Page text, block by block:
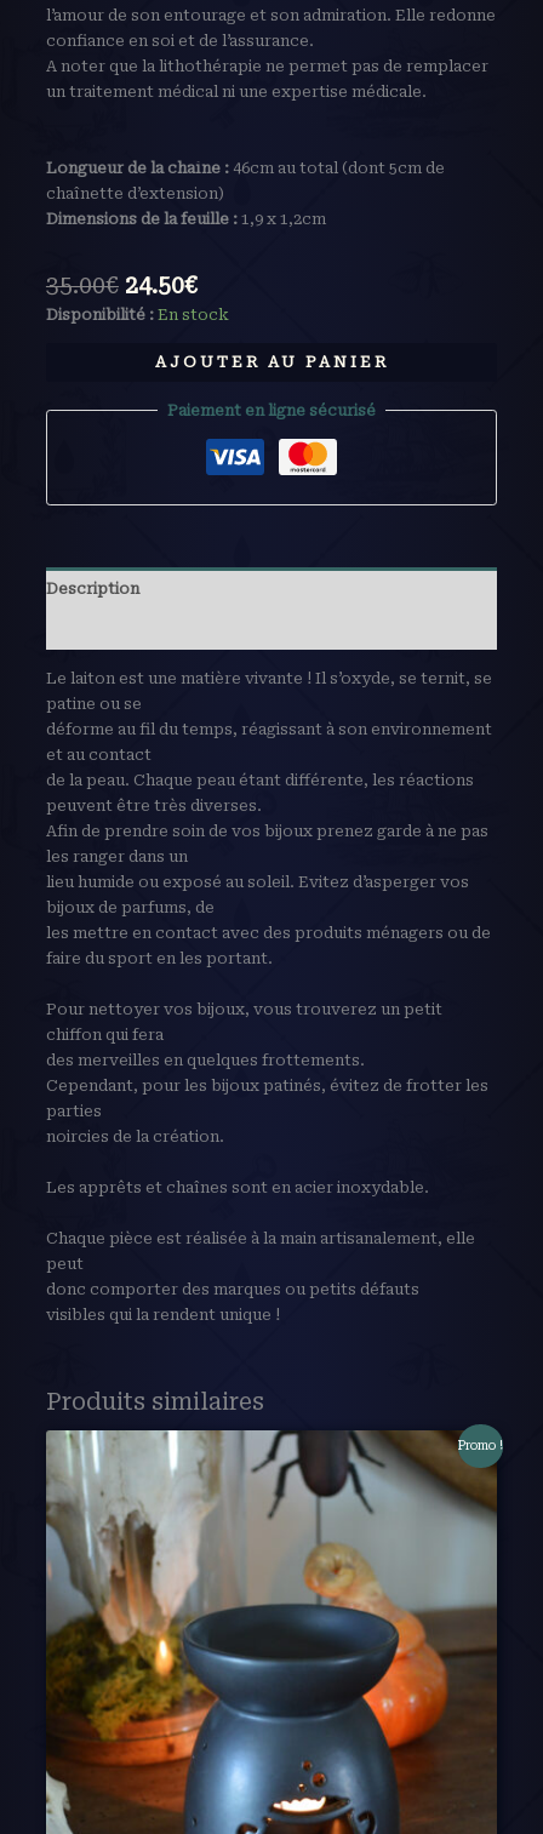
l’amour de son entourage et son admiration. Elle redonne
confiance en soi et de l’assurance.
A noter que la lithothérapie ne permet pas de remplacer
un traitement médical ni une expertise médicale.
Longueur de la chaîne : 46cm au total (dont 5cm de
chaînette d’extension)
Dimensions de la feuille :1,9 x 1,2cm
35.00€ 24.50€
Disponibilité : En stock
AJOUTER AU PANIER
Paiement en ligne sécurisé
Description
Le laiton est une matière vivante ! Il s’oxyde, se ternit, se
patine ou se
déforme au fil du temps, réagissant à son environnement
et au contact
de la peau. Chaque peau étant différente, les réactions
peuvent être très diverses.
Afin de prendre soin de vos bijoux prenez garde à ne pas
les ranger dans un
lieu humide ou exposé au soleil. Evitez d’asperger vos
bijoux de parfums, de
les mettre en contact avec des produits ménagers ou de
faire du sport en les portant.
Pour nettoyer vos bijoux, vous trouverez un petit
chiffon qui fera
des merveilles en quelques frottements.
Cependant, pour les bijoux patinés, évitez de frotter les
parties
noircies de la création.
Les apprêts et chaînes sont en acier inoxydable.
Chaque pièce est réalisée à la main artisanalement, elle
peut
donc comporter des marques ou petits défauts
visibles qui la rendent unique !
Produits similaires
Promo !